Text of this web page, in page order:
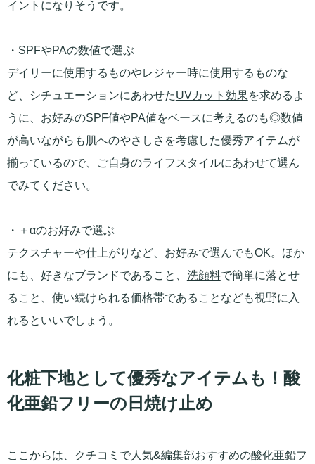
イントになりそうです。
・SPFやPAの数値で選ぶ
デイリーに使用するものやレジャー時に使用するものな
ど、シチュエーションにあわせたUVカット効果を求めるよ
うに、お好みのSPF値やPA値をベースに考えるのも◎数値
が高いながらも肌へのやさしさを考慮した優秀アイテムが
揃っているので、ご自身のライフスタイルにあわせて選ん
でみてください。
・＋αのお好みで選ぶ
テクスチャーや仕上がりなど、お好みで選んでもOK。ほか
にも、好きなブランドであること、 洗顔料で簡単に落とせ
ること、使い続けられる価格帯であることなども視野に入
れるといいでしょう。
化粧下地として優秀なアイテムも！酸
化亜鉛フリーの日焼け止め
ここからは、クチコミで人気&編集部おすすめの酸化亜鉛フ